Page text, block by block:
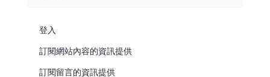
登入
訂閱網站內容的資訊提供
訂閱留言的資訊提供